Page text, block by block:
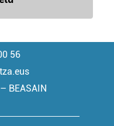
56
BEASAIN